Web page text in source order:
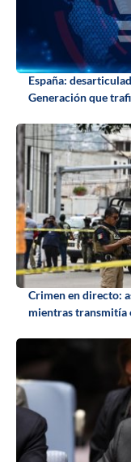
España:
Generación que
Crimen en directo:
mientras transmitía